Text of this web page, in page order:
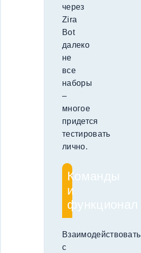
через
Zira
Bot
далеко
не
все
наборы
–
многое
придется
тестировать
лично.
Команды
и
функционал
Взаимодействовать
с